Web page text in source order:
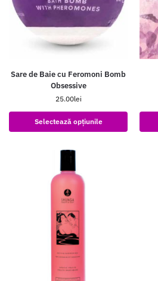
Sare de Baie cu Feromoni Bomb
Obsessive
25.00lei
Selectează opțiunile